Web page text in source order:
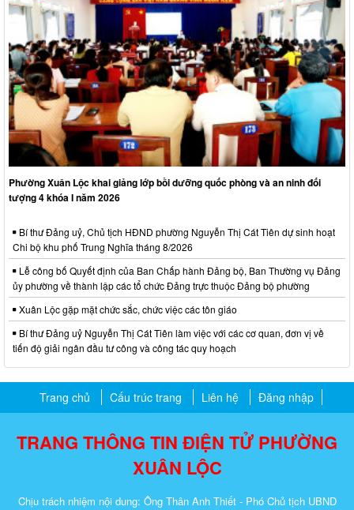
Phường Xuân Lộc khai giảng lớp bồi dưỡng quốc phòng và an ninh đối
tượng 4 khóa I năm 2026
Bí thư Đảng uỷ, Chủ tịch HĐND phường Nguyễn Thị Cát Tiên dự sinh hoạt
Chi bộ khu phố Trung Nghĩa tháng 8/2026
Lễ công bố Quyết định của Ban Chấp hành Đảng bộ, Ban Thường vụ Đảng
ủy phường về thành lập các tổ chức Đảng trực thuộc Đảng bộ phường
Xuân Lộc gặp mặt chức sắc, chức việc các tôn giáo
Bí thư Đảng uỷ Nguyễn Thị Cát Tiên làm việc với các cơ quan, đơn vị về
tiến độ giải ngân đầu tư công và công tác quy hoạch
Trang chủ Cấu trúc trang Liên hệ Đăng nhập
TRANG THÔNG TIN ĐIỆN TỬ PHƯỜNG
XUÂN LỘC
Chịu trách nhiệm nội dung: Ông Thân Anh Thiết - Phó Chủ tịch UBND